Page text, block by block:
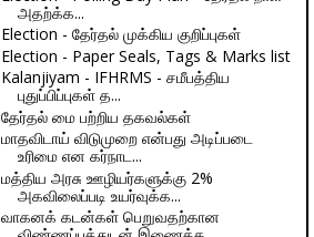
அதற்க்க...
Election - தேர்தல் முக்கிய குறிப்புகள்
Election - Paper Seals, Tags & Marks list
Kalanjiyam - IFHRMS - சமீபத்திய
புதுப்பிப்புகள் த...
தேர்தல் மை பற்றிய தகவல்கள்
மாதவிடாய் விடுமுறை என்பது அடிப்படை
உரிமை என கர்நாட...
மத்திய அரசு ஊழியர்களுக்கு 2%
அகவிலைப்படி உயர்வுக்க...
வாகனக் கடன்கள் பெறுவதற்கான